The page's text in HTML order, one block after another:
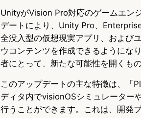
UnityがVision Pro対応のゲームエン
デートにより、Unity Pro、
全没入型の仮想現実アプリ、および
ウコンテンツを作成できるようにな
者にとって、新たな可能性を開くもの
このアップデートの主な特徴は、「
ディタ内でvisionOSシミュレーター
行うことができます。これは、開発